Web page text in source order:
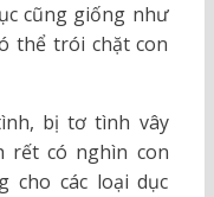
cũng giống như
thể trói chặt con
bị tơ tình vây
rết có nghìn con
cho các loại dục